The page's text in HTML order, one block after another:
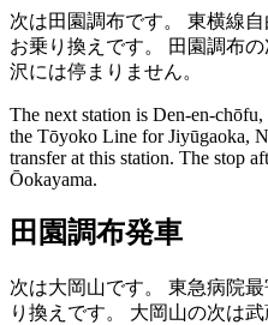
次は田園調布です。 東横線
お乗り換えです。
田園調布
沢には停まりません。
The next station is Den-en-
the Tōyoko Line for Jiyūgaoka,
transfer at this station. The stop
Ōokayama.
田園調布発車
次は大岡山です。 東急病院最
り換えです。
大岡山の次は武